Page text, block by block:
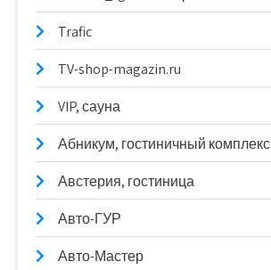
Trafic
TV-shop-magazin.ru
VIP, сауна
Абникум, гостиничный комплекс
Австерия, гостиница
Авто-ГУР
Авто-Мастер